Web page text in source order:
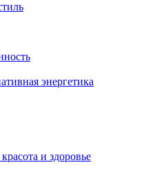
энергетика
и здоровье